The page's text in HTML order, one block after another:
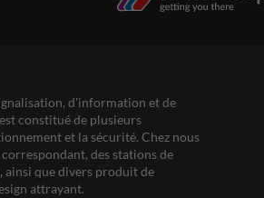
d'information et de
constitué de plusieurs
et la sécurité. Chez nous
des stations de
ainsi que divers produit de
attrayant.